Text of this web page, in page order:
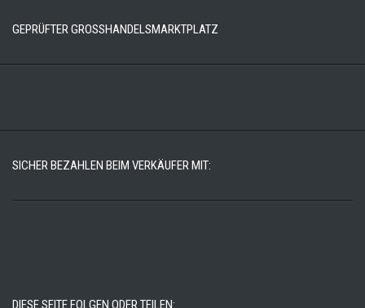
GEPRÜFTER GROSSHANDELSMARKTPLATZ
SICHER BEZAHLEN BEIM VERKÄUFER MIT: